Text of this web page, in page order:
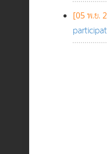
[05 พ.ย.